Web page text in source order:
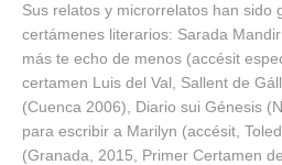
Sus relatos y microrrelatos han sido
certámenes literarios: Sarada
más te echo de menos (accésit
certamen Luis del Val, Sallent de
(Cuenca 2006), Diario sui Génesis
para escribir a Marilyn (accésit,
(Granada, 2015, Primer Certamen